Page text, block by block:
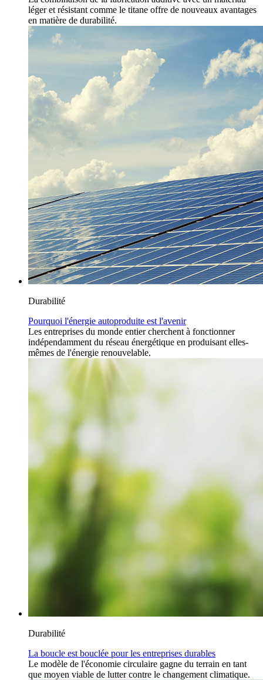
léger et résistant comme le titane offre de nouveaux avantages
en matière de durabilité.
Durabilité
Pourquoi l'énergie autoproduite est l'avenir
Les entreprises du monde entier cherchent à fonctionner
indépendamment du réseau énergétique en produisant elles-
mêmes de l'énergie renouvelable.
Durabilité
La boucle est bouclée pour les entreprises durables
Le modèle de l'économie circulaire gagne du terrain en tant
que moyen viable de lutter contre le changement climatique.